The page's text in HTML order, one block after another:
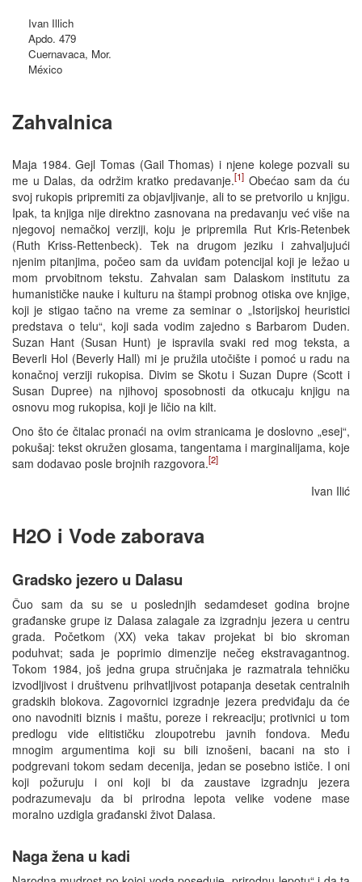
Ivan Illich
Apdo. 479
Cuernavaca, Mor.
México
Zahvalnica
Maja 1984. Gejl Tomas (Gail Thomas) i njene kolege pozvali su
me u Dalas, da održim kratko predavanje.[1] Obećao sam da ću
svoj rukopis pripremiti za objavljivanje, ali to se pretvorilo u knjigu.
Ipak, ta knjiga nije direktno zasnovana na predavanju već više na
njegovoj nemačkoj verziji, koju je pripremila Rut Kris-Retenbek
(Ruth Kriss-Rettenbeck). Tek na drugom jeziku i zahvaljujući
njenim pitanjima, počeo sam da uviđam potencijal koji je ležao u
mom prvobitnom tekstu. Zahvalan sam Dalaskom institutu za
humanističke nauke i kulturu na štampi probnog otiska ove knjige,
koji je stigao tačno na vreme za seminar o „Istorijskoj heuristici
predstava o telu“, koji sada vodim zajedno s Barbarom Duden.
Suzan Hant (Susan Hunt) je ispravila svaki red mog teksta, a
Beverli Hol (Beverly Hall) mi je pružila utočište i pomoć u radu na
konačnoj verziji rukopisa. Divim se Skotu i Suzan Dupre (Scott i
Susan Dupree) na njihovoj sposobnosti da otkucaju knjigu na
osnovu mog rukopisa, koji je ličio na kilt.
Ono što će čitalac pronaći na ovim stranicama je doslovno „esej“,
pokušaj: tekst okružen glosama, tangentama i marginalijama, koje
sam dodavao posle brojnih razgovora.[2]
Ivan Ilić
H2O i Vode zaborava
Gradsko jezero u Dalasu
Čuo sam da su se u poslednjih sedamdeset godina brojne
građanske grupe iz Dalasa zalagale za izgradnju jezera u centru
grada. Početkom (XX) veka takav projekat bi bio skroman
poduhvat; sada je poprimio dimenzije nečeg ekstravagantnog.
Tokom 1984, još jedna grupa stručnjaka je razmatrala tehničku
izvodljivost i društvenu prihvatljivost potapanja desetak centralnih
gradskih blokova. Zagovornici izgradnje jezera predviđaju da će
ono navodniti biznis i maštu, poreze i rekreaciju; protivnici u tom
predlogu vide elitističku zloupotrebu javnih fondova. Među
mnogim argumentima koji su bili iznošeni, bacani na sto i
podgrevani tokom sedam decenija, jedan se posebno ističe. I oni
koji požuruju i oni koji bi da zaustave izgradnju jezera
podrazumevaju da bi prirodna lepota velike vodene mase
moralno uzdigla građanski život Dalasa.
Naga žena u kadi